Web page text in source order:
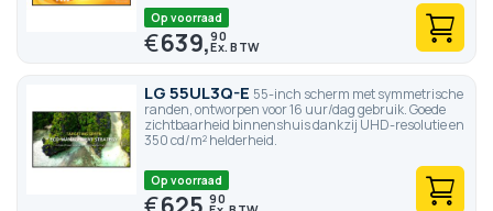
Op voorraad
€639,90
LG 55UL3Q-E 55-inch scherm met symmetrische
randen, ontworpen voor 16 uur/dag gebruik. Goede
zichtbaarheid binnenshuis dankzij UHD-resolutie en
350 cd/m² helderheid.
Op voorraad
90